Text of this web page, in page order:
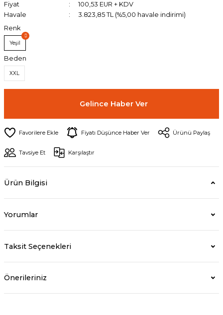
Fiyat
100,53 EUR + KDV
Havale
3.823,85 TL (%5,00 havale indirimi)
Renk
Yeşil
Beden
XXL
Gelince Haber Ver
Fiyatı Düşünce Haber Ver Ürünü Paylaş
Tavsiye Et Karşılaştır
Ürün Bilgisi
Yorumlar
Taksit Seçenekleri
Önerileriniz